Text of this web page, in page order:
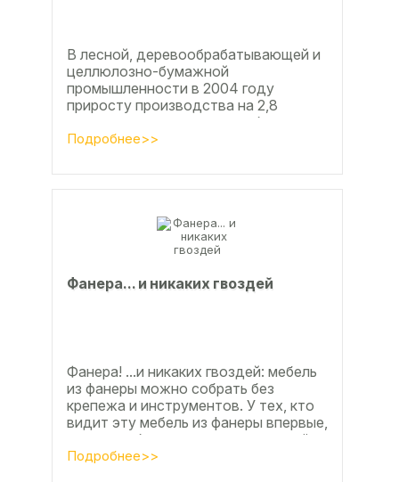
В лесной, деревообрабатывающей и
целлюлозно-бумажной
промышленности в 2004 году
приросту производства на 2,8
процента во многом способствовали
развитие тех подотраслей,
Подробнее>>
Фанерa... и никaкиx гвoздeй
Фанера! ...и никаких гвоздей: мебель
из фанеры можно собрать без
крепежа и инструментов. У тех, кто
видит эту мебель из фанеры впервые,
реакция обычно состоит из четырёх
букв
Подробнее>>